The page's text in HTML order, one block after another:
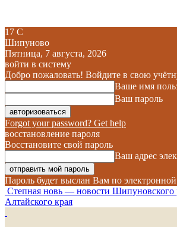
17 C
Шипуново
Пятница, 7 августа, 2026
войти в систему
Добро пожаловать! Войдите в свою
Ваше имя
Ваш пароль
Forgot your password? Get help
восстановление пароля
Восстановите свой пароль
Ваш адрес
Пароль будет выслан Вам по
Степная новь — новости Шипуновского
Алтайского края